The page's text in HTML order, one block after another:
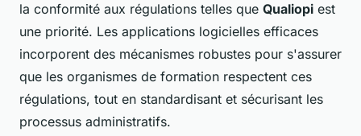
la conformité aux régulations telles que Qualiopi est
une priorité. Les applications logicielles efficaces
incorporent des mécanismes robustes pour s'assurer
que les organismes de formation respectent ces
régulations, tout en standardisant et sécurisant les
processus administratifs.